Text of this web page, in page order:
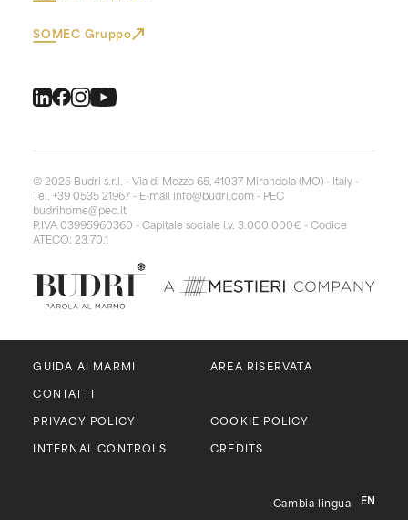
SOMEC Gruppo
© 2025 Budri s.r.l. - Via di Mezzo 65, 41037 Mirandola (MO) - Italy -
Tel. +39 0535 21967 - E-mail info@budri.com - PEC
budrihome@pec.it
P.IVA 03995960360 - Capitale sociale i.v. 3.000.000€ - Codice
ATECO: 23.70.1
GUIDA AI MARMI
AREA RISERVATA
CONTATTI
PRIVACY POLICY
COOKIE POLICY
INTERNAL CONTROLS
CREDITS
Cambia lingua EN